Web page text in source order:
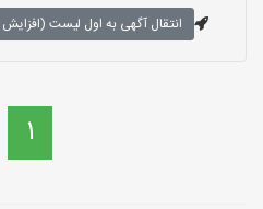
انتقال آگهی به اول لیست (افزایش
1